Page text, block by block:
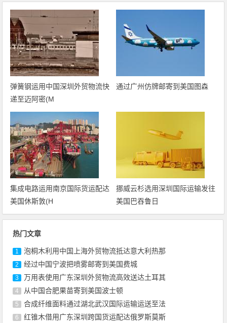
弹簧钢运用中国深圳外贸物流快
递至迈阿密(M
通过广州仿牌邮寄到美国图森
集成电路运用南京国际货运配达
美国休斯敦(H
挪威云杉选用深圳国际运输发往
美国巴吞鲁日
热门文章
1 泡桐木利用中国上海外贸物流抵达意大利热那
2 经过中国宁波把喷雾邮寄到美国费城
3 万用表使用广东深圳外贸物流高效送达土耳其
4 从中国合肥果苗寄到美国波士顿
5 合成纤维面料通过湖北武汉国际运输运送至法
6 红锥木借用广东深圳跨国货运配达俄罗斯莫斯